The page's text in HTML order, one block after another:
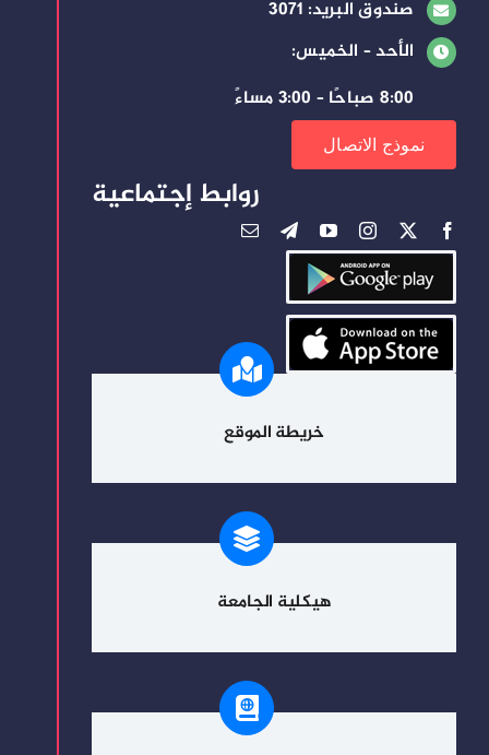
صندوق البريد: 3071
الأحد – الخميس:
8:00 صباحًا – 3:00 مساءً
نموذج الاتصال
روابط إجتماعية
خريطة الموقع
هيكلية الجامعة